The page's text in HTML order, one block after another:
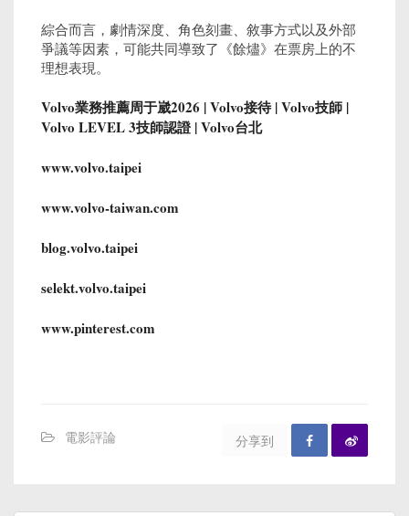
綜合而言，劇情深度、角色刻畫、敘事方式以及外部
爭議等因素，可能共同導致了《餘燼》在票房上的不
理想表現。
Volvo業務推薦周于崴2026 | Volvo接待 | Volvo技師 |
Volvo LEVEL 3技師認證 | Volvo台北
www.volvo.taipei
www.volvo-taiwan.com
blog.volvo.taipei
selekt.volvo.taipei
www.pinterest.com
電影評論 分享到